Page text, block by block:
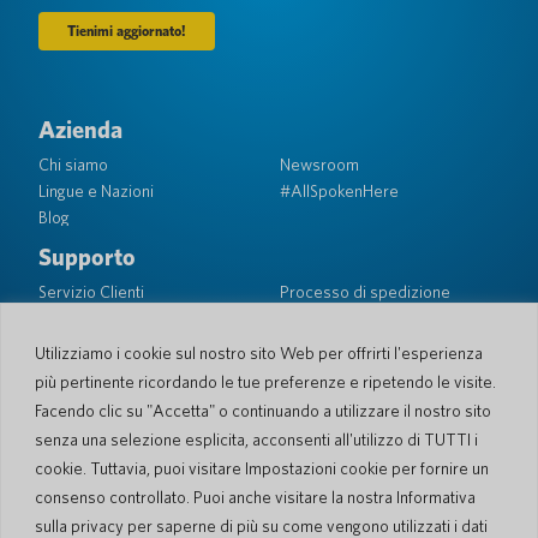
Utilizziamo i cookie sul nostro sito Web per offrirti l'esperienza
più pertinente ricordando le tue preferenze e ripetendo le visite.
Facendo clic su "Accetta" o continuando a utilizzare il nostro sito
senza una selezione esplicita, acconsenti all'utilizzo di TUTTI i
cookie. Tuttavia, puoi visitare Impostazioni cookie per fornire un
consenso controllato. Puoi anche visitare la nostra Informativa
sulla privacy per saperne di più su come vengono utilizzati i dati
Azienda
Chi siamo
Lingue e Nazioni
Blog
Newsroom
#AllSpokenHere
Supporto
Servizio Clienti
Processo di spedizione
Sicurezza PocketTalk
Contattaci
Richiesta Vendite aziendali
Gestione dei Cookie
Dichiarazione sulla privacy